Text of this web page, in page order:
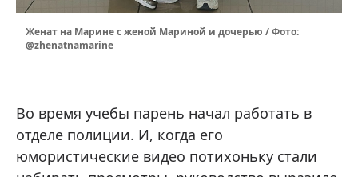
Женат на Марине с женой Мариной и дочерью / Фото:
@zhenatnamarine
Во время учебы парень начал работать в
отделе полиции. И, когда его
юмористические видео потихоньку стали